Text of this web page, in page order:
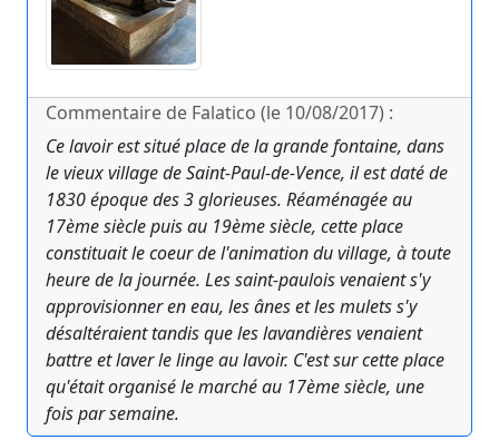
Commentaire de Falatico (le 10/08/2017) :
Ce lavoir est situé place de la grande fontaine, dans
le vieux village de Saint-Paul-de-Vence, il est daté de
1830 époque des 3 glorieuses. Réaménagée au
17ème siècle puis au 19ème siècle, cette place
constituait le coeur de l'animation du village, à toute
heure de la journée. Les saint-paulois venaient s'y
approvisionner en eau, les ânes et les mulets s'y
désaltéraient tandis que les lavandières venaient
battre et laver le linge au lavoir. C'est sur cette place
qu'était organisé le marché au 17ème siècle, une
fois par semaine.